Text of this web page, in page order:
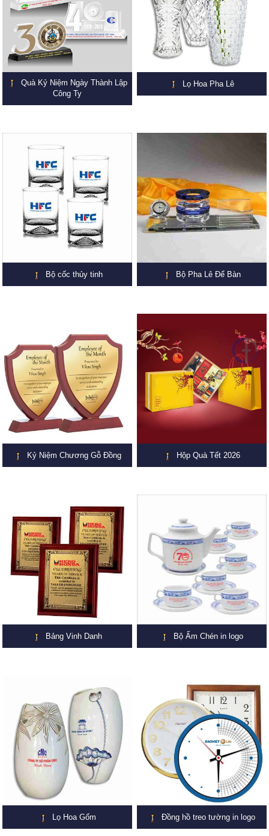
Quà Kỷ Niệm Ngày Thành Lập
Công Ty
Lọ Hoa Pha Lê
Bộ cốc thủy tinh Bộ Pha Lê Để Bàn
Kỷ Niệm Chương Gỗ Đồng Hộp Quà Tết 2026
Bảng Vinh Danh Bộ Ấm Chén in logo
Lọ Hoa Gốm Đồng hồ treo tường in logo